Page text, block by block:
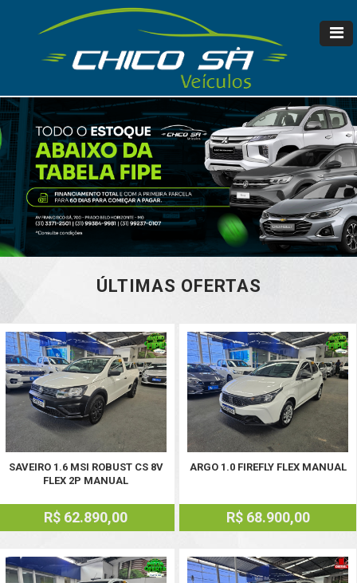
ÚLTIMAS OFERTAS
SAVEIRO 1.6 MSI ROBUST CS 8V
FLEX 2P MANUAL
R$ 62.890,00
ARGO 1.0 FIREFLY FLEX MANUAL
R$ 68.900,00